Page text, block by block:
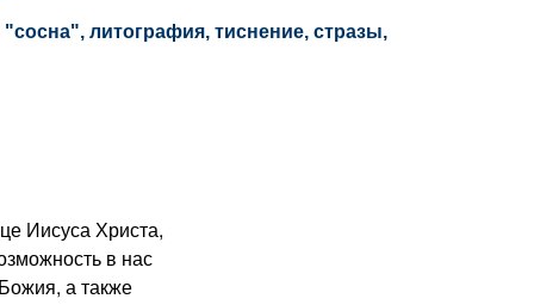
литография, тиснение, стразы,
Иисуса Христа,
в нас
а также